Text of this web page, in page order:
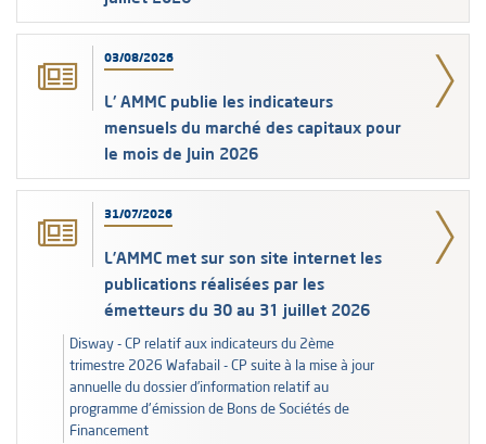
03/08/2026
L' AMMC publie les indicateurs
mensuels du marché des capitaux pour
le mois de Juin 2026
31/07/2026
L’AMMC met sur son site internet les
publications réalisées par les
émetteurs du 30 au 31 juillet 2026
Disway - CP relatif aux indicateurs du 2ème
trimestre 2026 Wafabail - CP suite à la mise à jour
annuelle du dossier d’information relatif au
programme d'émission de Bons de Sociétés de
Financement